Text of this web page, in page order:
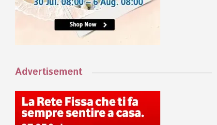
Advertisement